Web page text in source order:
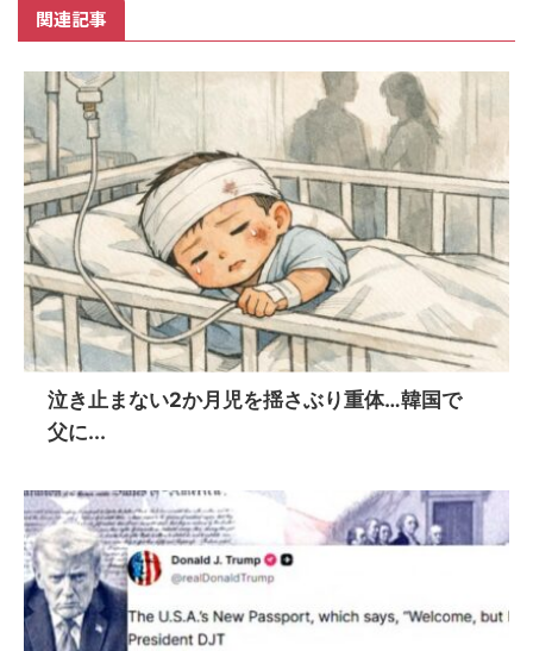
関連記事
泣き止まない2か月児を揺さぶり重体…韓国で
父に...